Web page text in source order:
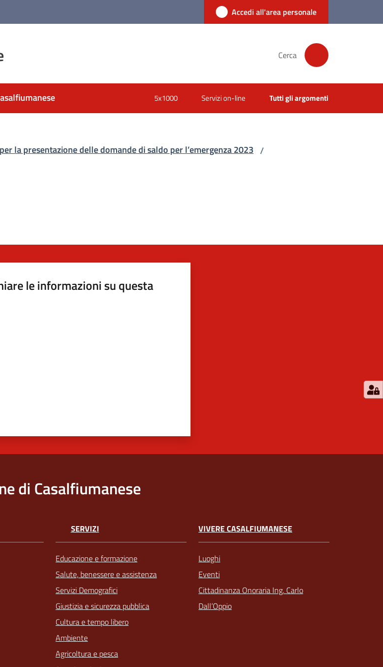
Accedi all'area personale
Cerca
5x1000 Servizi on-line Tutti gli argomenti
la presentazione delle domande di saldo per l’emergenza 2023 /
le informazioni su questa
di Casalfiumanese
SERVIZI
Educazione e formazione
Salute, benessere e assistenza
Servizi Demografici
Giustizia e sicurezza pubblica
Cultura e tempo libero
Ambiente
Agricoltura e pesca
VIVERE CASALFIUMANESE
Luoghi
Eventi
Cittadinanza Onoraria Ing. Carlo
Dall’Oppio